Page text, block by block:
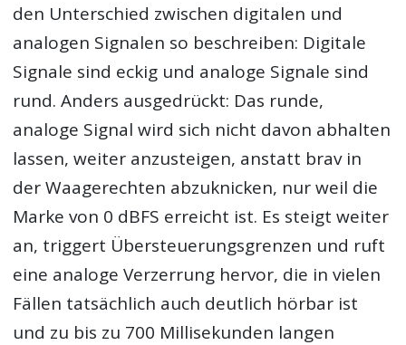
den Unterschied zwischen digitalen und
analogen Signalen so beschreiben: Digitale
Signale sind eckig und analoge Signale sind
rund. Anders ausgedrückt: Das runde,
analoge Signal wird sich nicht davon abhalten
lassen, weiter anzusteigen, anstatt brav in
der Waagerechten abzuknicken, nur weil die
Marke von 0 dBFS erreicht ist. Es steigt weiter
an, triggert Übersteuerungsgrenzen und ruft
eine analoge Verzerrung hervor, die in vielen
Fällen tatsächlich auch deutlich hörbar ist
und zu bis zu 700 Millisekunden langen